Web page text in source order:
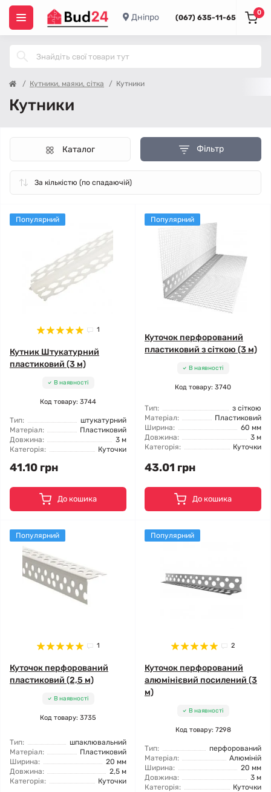
Дніпро (067) 635-11-65
0
Кутники, маяки, сітка Кутники
Кутники
Фільтр
Каталог
Популярний
1
Кутник Штукатурний
пластиковий (3 м)
В наявності
Код товару: 3744
Тип:
штукатурний
Матеріал:
Пластиковий
Довжина:
3 м
Категорія:
Куточки
41.10 грн
До кошика
Популярний
Куточок перфорований
пластиковий з сіткою (3 м)
В наявності
Код товару: 3740
Тип:
з сіткою
Матеріал:
Пластиковий
Ширина:
60 мм
Довжина:
3 м
Категорія:
Куточки
43.01 грн
До кошика
Популярний
1
Куточок перфорований
пластиковий (2,5 м)
В наявності
Код товару: 3735
Тип:
шпаклювальний
Матеріал:
Пластиковий
Ширина:
20 мм
Довжина:
2,5 м
Категорія:
Куточки
Популярний
2
Куточок перфорований
алюмінієвий посилений (3
м)
В наявності
Код товару: 7298
Тип:
перфорований
Матеріал:
Алюміній
Ширина:
20 мм
Довжина:
3 м
Категорія:
Куточки